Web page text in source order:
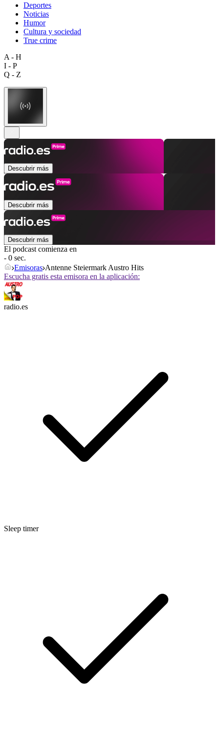
Deportes
Noticias
Humor
Cultura y sociedad
True crime
A - H
I - P
Q - Z
Descubrir más
Descubrir más
Descubrir más
El podcast comienza en
- 0 sec.
Emisoras Antenne Steiermark Austro Hits
Escucha gratis esta emisora en la aplicación:
radio.es
Sleep timer